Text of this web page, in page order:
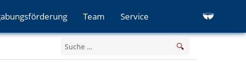
Team Service
🔍